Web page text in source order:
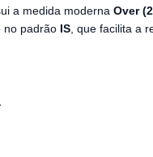
a medida moderna Over
no padrão IS , que facilita a